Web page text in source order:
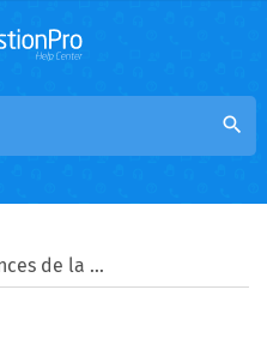
search
Base de connaissances de la communauté